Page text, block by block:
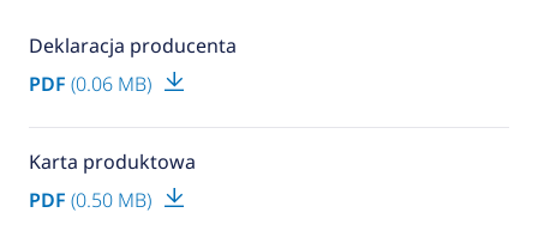
Deklaracja producenta
PDF (0.06 MB)
Karta produktowa
PDF (0.50 MB)